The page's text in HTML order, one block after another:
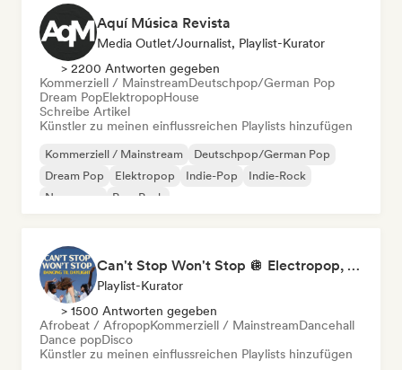
Aquí Música Revista
Media Outlet/Journalist, Playlist-Kurator
> 2200 Antworten gegeben
Kommerziell / MainstreamDeutschpop/German Pop
Dream PopElektropopHouse
Schreibe Artikel
Künstler zu meinen einflussreichen Playlists hinzufügen
Kommerziell / Mainstream
Deutschpop/German Pop
Dream Pop
Elektropop Indie-Pop
Indie-Rock
New wave
Pop-Punk
Can't Stop Won't Stop 🪩 Electropop, Dance-Pop & Nu Disco
Playlist-Kurator
> 1500 Antworten gegeben
Afrobeat / AfropopKommerziell / MainstreamDancehall
Dance popDisco
Künstler zu meinen einflussreichen Playlists hinzufügen